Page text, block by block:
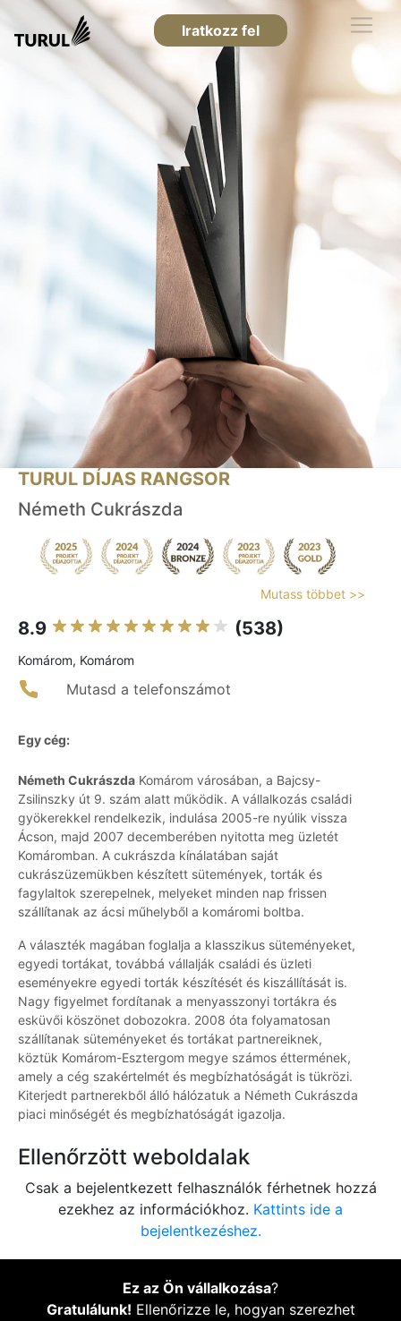
Iratkozz fel
TURUL DÍJAS RANGSOR
Németh Cukrászda
Mutass többet >>
8.9 (538)
Komárom, Komárom
Mutasd a telefonszámot
Egy cég:
Németh Cukrászda Komárom városában, a Bajcsy-
Zsilinszky út 9. szám alatt működik. A vállalkozás családi
gyökerekkel rendelkezik, indulása 2005-re nyúlik vissza
Ácson, majd 2007 decemberében nyitotta meg üzletét
Komáromban. A cukrászda kínálatában saját
cukrászüzemükben készített sütemények, torták és
fagylaltok szerepelnek, melyeket minden nap frissen
szállítanak az ácsi műhelyből a komáromi boltba.
A választék magában foglalja a klasszikus süteményeket,
egyedi tortákat, továbbá vállalják családi és üzleti
eseményekre egyedi torták készítését és kiszállítását is.
Nagy figyelmet fordítanak a menyasszonyi tortákra és
esküvői köszönet dobozokra. 2008 óta folyamatosan
szállítanak süteményeket és tortákat partnereiknek,
köztük Komárom-Esztergom megye számos éttermének,
amely a cég szakértelmét és megbízhatóságát is tükrözi.
Kiterjedt partnerekből álló hálózatuk a Németh Cukrászda
piaci minőségét és megbízhatóságát igazolja.
Ellenőrzött weboldalak
Csak a bejelentkezett felhasználók férhetnek hozzá
ezekhez az információkhoz. Kattints ide a
bejelentkezéshez.
Ez az Ön vállalkozása?
Gratulálunk! Ellenőrizze le, hogyan szerezhet